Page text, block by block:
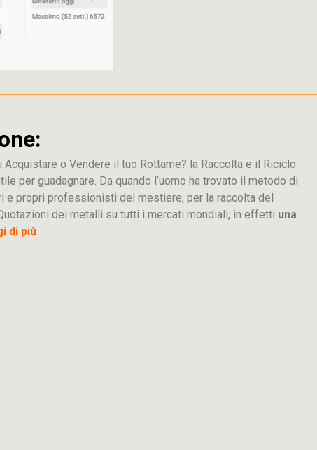
o Vendere il tuo Rottame? la Raccolta e il Riciclo
per guadagnare. Da quando l’uomo ha trovato il metodo di
propri professionisti del mestiere, per la raccolta del
dei metalli su tutti i mercati mondiali, in effetti una
di più